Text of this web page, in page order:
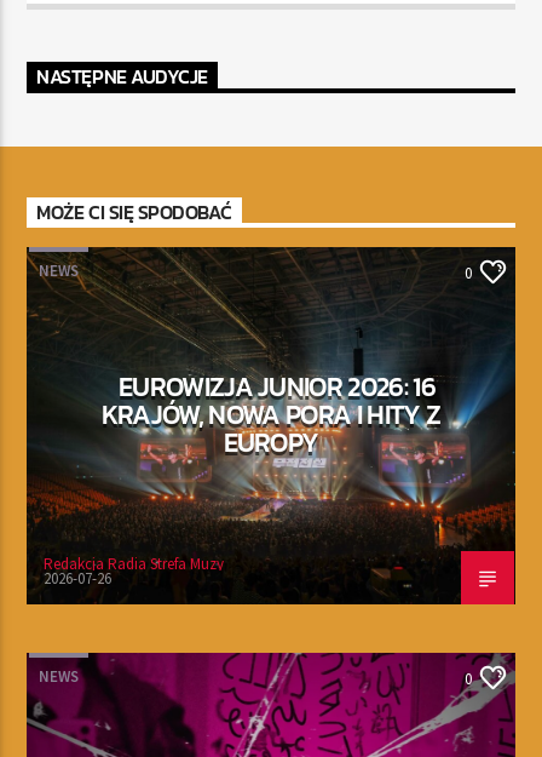
NASTĘPNE AUDYCJE
MOŻE CI SIĘ SPODOBAĆ
NEWS 0
EUROWIZJA JUNIOR 2026: 16
KRAJÓW, NOWA PORA I HITY Z
EUROPY
Redakcja Radia Strefa Muzy
2026-07-26
NEWS 0